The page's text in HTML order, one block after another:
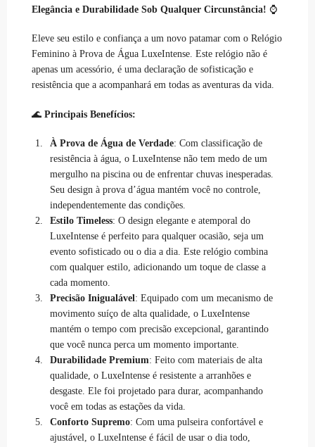
Elegância e Durabilidade Sob Qualquer Circunstância! ⌚
Eleve seu estilo e confiança a um novo patamar com o Relógio
Feminino à Prova de Água LuxeIntense. Este relógio não é
apenas um acessório, é uma declaração de sofisticação e
resistência que a acompanhará em todas as aventuras da vida.
🌊 Principais Benefícios:
À Prova de Água de Verdade: Com classificação de
resistência à água, o LuxeIntense não tem medo de um
mergulho na piscina ou de enfrentar chuvas inesperadas.
Seu design à prova d’água mantém você no controle,
independentemente das condições.
Estilo Timeless: O design elegante e atemporal do
LuxeIntense é perfeito para qualquer ocasião, seja um
evento sofisticado ou o dia a dia. Este relógio combina
com qualquer estilo, adicionando um toque de classe a
cada momento.
Precisão Inigualável: Equipado com um mecanismo de
movimento suíço de alta qualidade, o LuxeIntense
mantém o tempo com precisão excepcional, garantindo
que você nunca perca um momento importante.
Durabilidade Premium: Feito com materiais de alta
qualidade, o LuxeIntense é resistente a arranhões e
desgaste. Ele foi projetado para durar, acompanhando
você em todas as estações da vida.
Conforto Supremo: Com uma pulseira confortável e
ajustável, o LuxeIntense é fácil de usar o dia todo,